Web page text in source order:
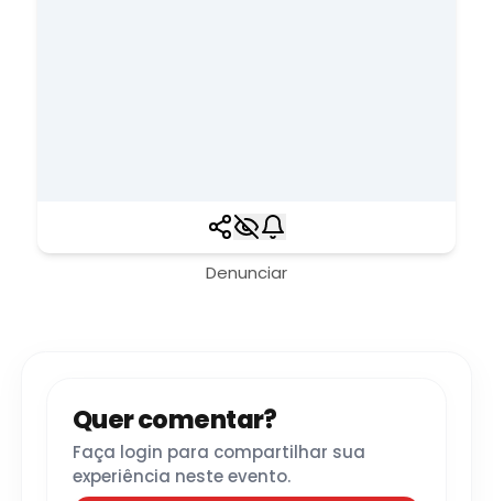
Denunciar
Quer comentar?
Faça login para compartilhar sua
experiência neste evento.